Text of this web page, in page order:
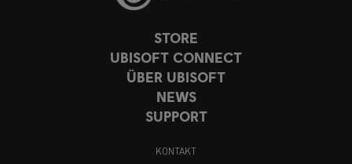
STORE
UBISOFT CONNECT
ÜBER UBISOFT
NEWS
SUPPORT
KONTAKT